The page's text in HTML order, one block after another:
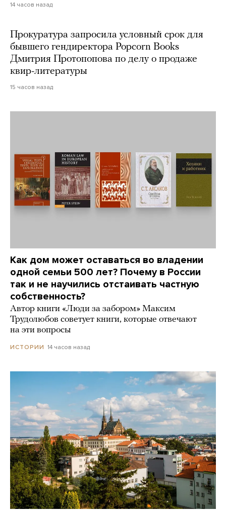
14 часов назад
Прокуратура запросила условный срок для
бывшего гендиректора Popcorn Books
Дмитрия Протопопова по делу о продаже
квир-литературы
15 часов назад
Как дом может оставаться во владении
одной семьи 500 лет? Почему в России
так и не научились отстаивать частную
собственность?
Автор книги «Люди за забором» Максим
Трудолюбов советует книги, которые отвечают
на эти вопросы
ИСТОРИИ 14 часов назад